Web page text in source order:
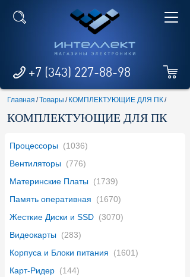
+7 (343) 227-88-98
Главная /Товары / КОМПЛЕКТУЮЩИЕ ДЛЯ ПК/
КОМПЛЕКТУЮЩИЕ ДЛЯ ПК
Процессоры (1036)
Вентиляторы (776)
Материнские Платы (1739)
Память оперативная
(1670)
Жесткие Диски и SSD (3070)
Видеокарты (283)
Корпуса и Блоки питания
(1601)
Карт-Ридер (144)